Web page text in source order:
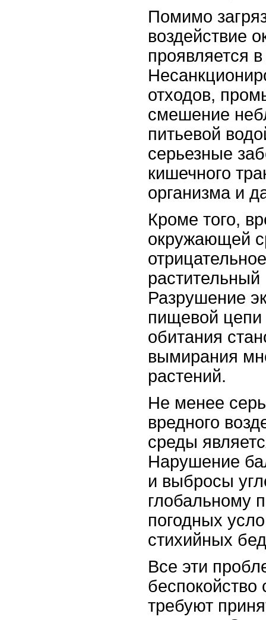
Помимо
воздействие
проявляется
отходов,
смешение
питьевой
серьезные
кишечного
организма и
Кроме того,
окружающей
Разрушение
пищевой цепи
обитания
вымирания
растений.
Не менее
вредного
среды
Нарушение
и выбросы
глобальному
погодных
стихийных
Все эти
беспокойство
требуют